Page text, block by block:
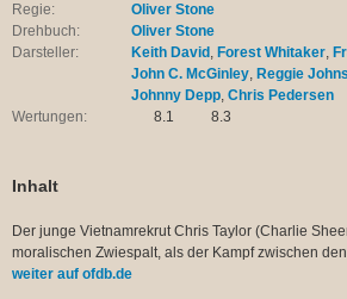
Regie:
Oliver Stone
Drehbuch:
Oliver Stone
Darsteller:
Keith David , Forest Whitaker,
John C. McGinley, Reggie
Johnny Depp, Chris Pedersen
Wertungen:
8.1 8.3
Inhalt
Der junge Vietnamrekrut Chris Taylor (Charlie
moralischen Zwiespalt, als der Kampf zwischen
weiter auf ofdb.de